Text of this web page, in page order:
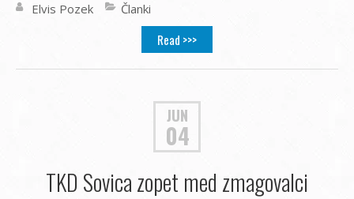
Elvis Pozek Članki
Read >>>
JUN
04
TKD Sovica zopet med zmagovalci